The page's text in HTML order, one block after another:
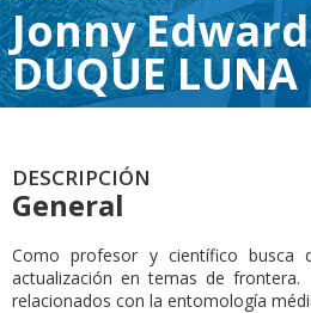
Jonny Edward
DUQUE LUNA
DESCRIPCIÓN
General
Como profesor y científico busca
actualización en temas de
relacionados con la entomología